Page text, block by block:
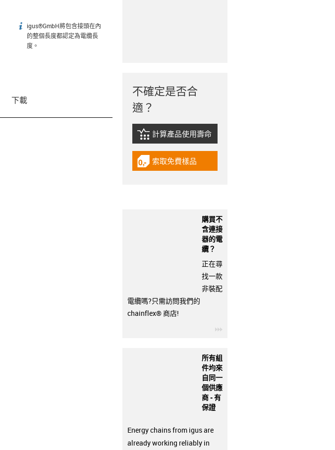
igus-icon-info
igus®GmbH將包含接頭在內
的整個長度都認定為電纜長
度。
下載
不確定是否合
適？
igus-icon-lebensdauerrechner
計算產品使用壽命
igus-icon-gratismuster
索取免費樣品
購買不
含連接
器的電
纜？
正在尋
找一款
非裝配
電纜嗎?只需訪問我們的
chainflex® 商店!
所有組
件均來
自同一
個供應
商 - 有
保證
Energy chains from igus are
already working reliably in